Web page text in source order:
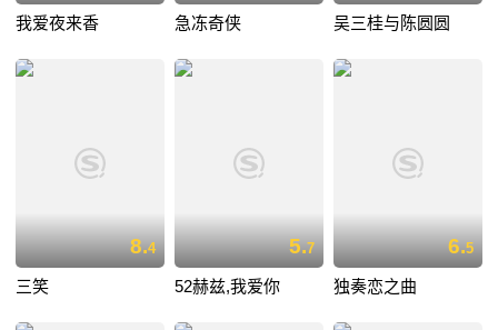
我爱夜来香 急冻奇侠 吴三桂与陈圆圆
8.4
三笑
5.7
52赫兹,我爱你
6.5
独奏恋之曲